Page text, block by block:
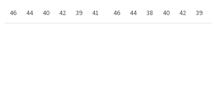
celodenním nošení. Absorpce
energie v...
46 44 40 42 39 41 43 45 47
Vám skupinově, napište ji do...
46 44 38 40 42 39